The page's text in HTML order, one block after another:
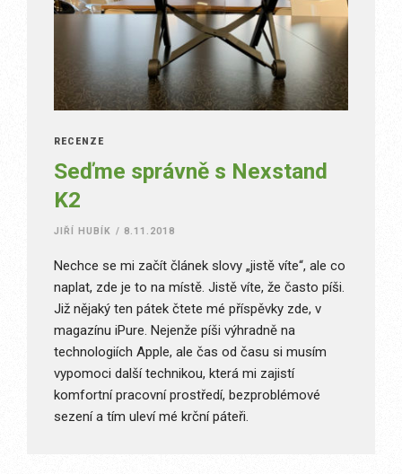
RECENZE
Seďme správně s Nexstand
K2
JIŘÍ HUBÍK / 8.11.2018
Nechce se mi začít článek slovy „jistě víte“, ale co
naplat, zde je to na místě. Jistě víte, že často píši.
Již nějaký ten pátek čtete mé příspěvky zde, v
magazínu iPure. Nejenže píši výhradně na
technologiích Apple, ale čas od času si musím
vypomoci další technikou, která mi zajistí
komfortní pracovní prostředí, bezproblémové
sezení a tím uleví mé krční páteři.